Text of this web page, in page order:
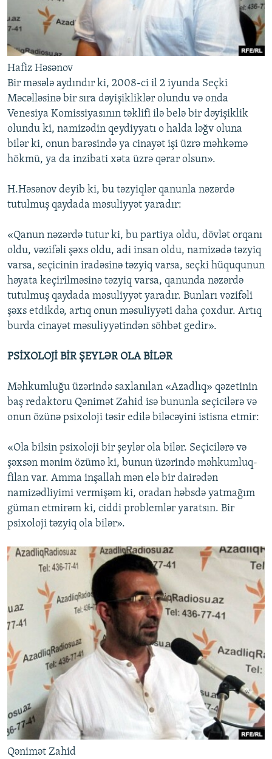
Hafiz Həsənov
Bir məsələ aydındır ki, 2008-ci il 2 iyunda Seçki
Məcəlləsinə bir sıra dəyişikliklər olundu və onda
Venesiya Komissiyasının təklifi ilə belə bir dəyişiklik
olundu ki, namizədin qeydiyyatı o halda ləğv oluna
bilər ki, onun barəsində ya cinayət işi üzrə məhkəmə
hökmü, ya da inzibati xəta üzrə qərar olsun».
H.Həsənov deyib ki, bu təzyiqlər qanunla nəzərdə
tutulmuş qaydada məsuliyyət yaradır:
«Qanun nəzərdə tutur ki, bu partiya oldu, dövlət orqanı
oldu, vəzifəli şəxs oldu, adi insan oldu, namizədə təzyiq
varsa, seçicinin iradəsinə təzyiq varsa, seçki hüququnun
həyata keçirilməsinə təzyiq varsa, qanunda nəzərdə
tutulmuş qaydada məsuliyyət yaradır. Bunları vəzifəli
şəxs etdikdə, artıq onun məsuliyyəti daha çoxdur. Artıq
burda cinayət məsuliyyətindən söhbət gedir».
PSİXOLOJİ BİR ŞEYLƏR OLA BİLƏR
Məhkumluğu üzərində saxlanılan «Azadlıq» qəzetinin
baş redaktoru Qənimət Zahid isə bununla seçicilərə və
onun özünə psixoloji təsir edilə biləcəyini istisna etmir:
«Ola bilsin psixoloji bir şeylər ola bilər. Seçicilərə və
şəxsən mənim özümə ki, bunun üzərində məhkumluq-
filan var. Amma inşallah mən elə bir dairədən
namizədliyimi vermişəm ki, oradan həbsdə yatmağım
güman etmirəm ki, ciddi problemlər yaratsın. Bir
psixoloji təzyiq ola bilər».
Qənimət Zahid